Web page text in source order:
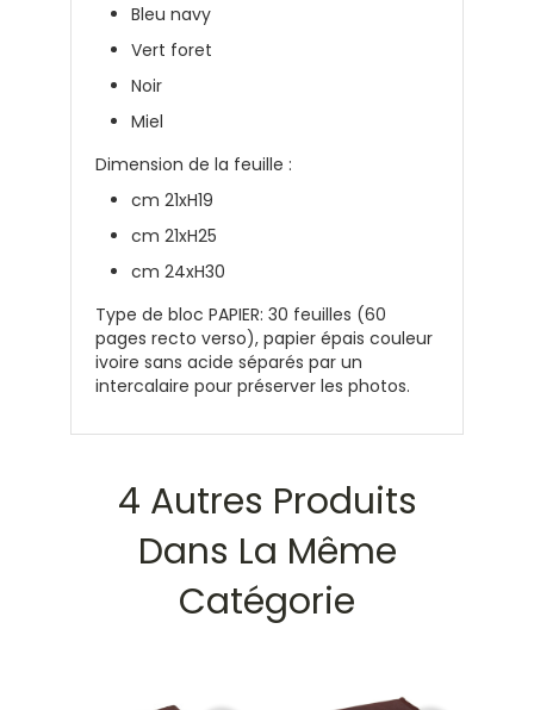
Bleu navy
Vert foret
Noir
Miel
Dimension de la feuille :
cm 21xH19
cm 21xH25
cm 24xH30
Type de bloc PAPIER: 30 feuilles (60
pages recto verso), papier épais couleur
ivoire sans acide séparés par un
intercalaire pour préserver les photos.
4 Autres Produits
Dans La Même
Catégorie